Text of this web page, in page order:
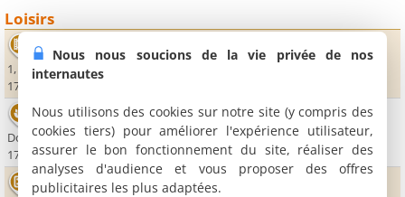
Loisirs
Cinéma Le Familia
1, rue Sadi Carnot
17500 Jonzac
Thermes de Jonzac
Domaine d'Heurtebise
17500 Jonzac
Casino de Jonzac
Nous nous soucions de la vie privée de nos
internautes
Nous utilisons des cookies sur notre site (y compris des
cookies tiers) pour améliorer l'expérience utilisateur,
assurer le bon fonctionnement du site, réaliser des
analyses d'audience et vous proposer des offres
publicitaires les plus adaptées.